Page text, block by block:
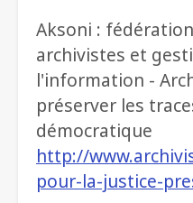
Aksoni :
archivistes et
l'information -
préserver les
démocratique
http://
pour-la-justice-